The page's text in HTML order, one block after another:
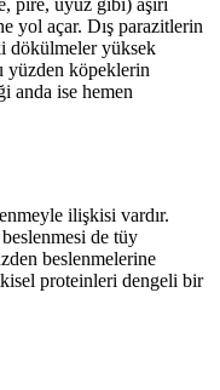
yol açar. Dış parazitlerin
dökülmeler yüksek
yüzden köpeklerin
anda ise hemen
ilişkisi vardır.
de tüy
beslenmelerine
proteinleri dengeli bir